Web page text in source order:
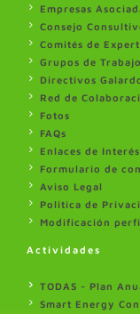
Empresas
Consejo
Comités de
Grupos de Trabajo
Directivos
Red de
Fotos
FAQs
Enlaces de Interés
Formulario de
Aviso Legal
Politica de
Modificación
Actividades
TODAS - Plan
Smart Energy